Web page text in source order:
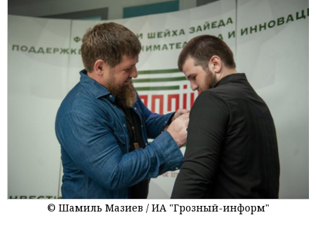
© Шамиль Мазиев / ИА "Грозный-информ"